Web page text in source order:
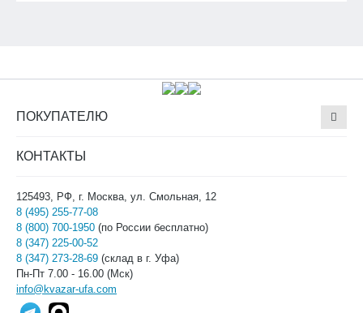
ПОКУПАТЕЛЮ
КОНТАКТЫ
125493, РФ, г. Москва, ул. Смольная, 12
8 (495) 255-77-08
8 (800) 700-1950 (по России бесплатно)
8 (347) 225-00-52
8 (347) 273-28-69 (склад в г. Уфа)
Пн-Пт 7.00 - 16.00 (Мск)
info@kvazar-ufa.com